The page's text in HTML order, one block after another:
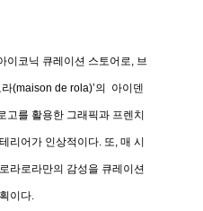
이코닉 큐레이션 스토어로, 브
라(maison de rola)’의 아이덴
고를 활용한 그래픽과 프렌치
리어가 인상적이다. 또, 매 시
로라로라만의 감성을 큐레이션
이다.